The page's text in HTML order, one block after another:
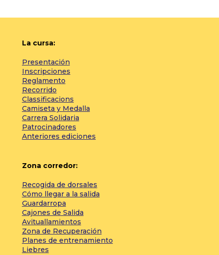
La cursa:
Presentación
Inscripciones
Reglamento
Recorrido
Classificacions
Camiseta y Medalla
Carrera Solidaria
Patrocinadores
Anteriores ediciones
Zona corredor:
Recogida de dorsales
Cómo llegar a la salida
Guardarropa
Cajones de Salida
Avituallamientos
Zona de Recuperación
Planes de entrenamiento
Liebres